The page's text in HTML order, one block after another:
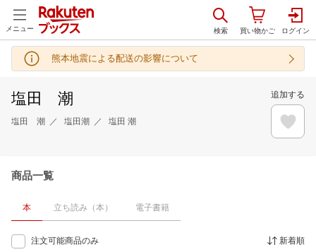
メニュー
熊本地震による配送の影響について
塩田 潮
塩田 潮 塩田潮 塩田 潮
追加する
商品一覧
本 立ち読み（本） 電子書籍
注文可能商品のみ 新着順